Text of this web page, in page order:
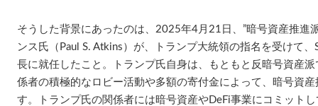
そうした背景にあったのは、2025年4月21日、”暗号資産推進
ンス氏（Paul S. Atkins）が、トランプ大統領の指名を受けて
長に就任したこと。トランプ氏自身は、もともと反暗号資産
係者の積極的なロビー活動や多額の寄付金によって、暗号資
す。トランプ氏の関係者には暗号資産やDeFi事業にコミット